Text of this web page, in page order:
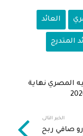
العائد
المتدرج
المصري نهاية
الخبر التالى
5.6 مليار يورو صافي ربح